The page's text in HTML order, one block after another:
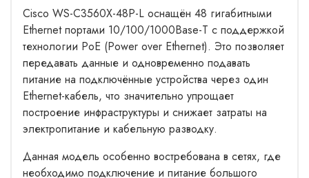
Cisco WS-C3560X-48P-L оснащён 48 гигабитными
Ethernet портами 10/100/1000Base-T с поддержкой
технологии PoE (Power over Ethernet). Это позволяет
передавать данные и одновременно подавать
питание на подключённые устройства через один
Ethernet-кабель, что значительно упрощает
построение инфраструктуры и снижает затраты на
электропитание и кабельную разводку.
Данная модель особенно востребована в сетях, где
необходимо подключение и питание большого